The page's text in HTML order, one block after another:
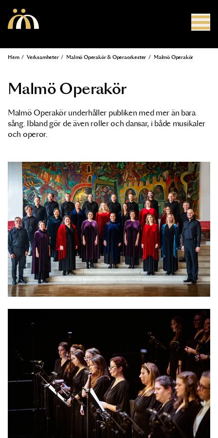
Länkstig
Hem / Verksamheter / Malmö Operakör & Operaorkester / Malmö Operakör
Malmö Operakör
Malmö Operakör underhåller publiken med mer än bara
sång. Ibland gör de även roller och dansar, i både musikaler
och operor.